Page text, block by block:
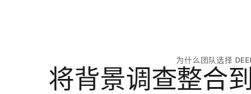
为什么团队选择
将背景调查整合